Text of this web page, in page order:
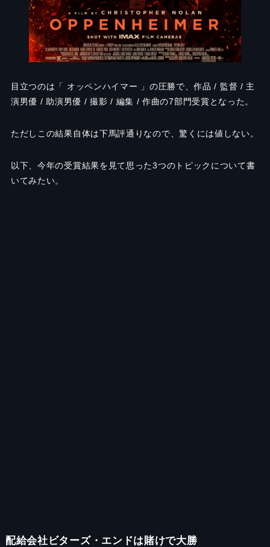
目立つのは「 オッペンハイマー 」の圧勝で、作品 / 監督 / 主
演男優 / 助演男優 / 撮影 / 編集 / 作曲の7部門受賞となった。
ただしこの結果自体は下馬評通りなので、驚くには値しない。
以下、今年の受賞結果を見て思った3つのトピックについて書
いてみたい。
配給会社ビターズ・エンドは賭けで大勝